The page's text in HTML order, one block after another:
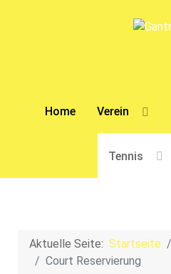
Home Verein
Tennis
Aktuelle Seite: Startseite
Court Reservierung